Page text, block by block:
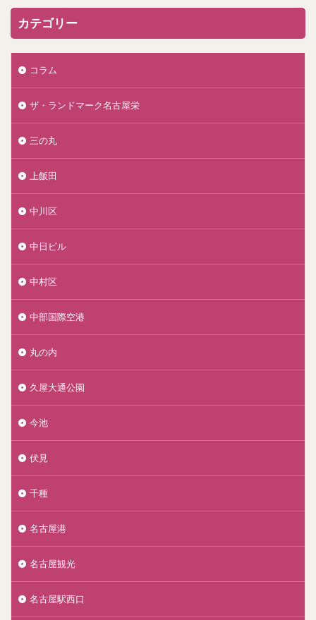
カテゴリー
コラム
ザ・ランドマーク名古屋栄
三の丸
上飯田
中川区
中日ビル
中村区
中部国際空港
丸の内
久屋大通公園
今池
伏見
千種
名古屋港
名古屋観光
名古屋駅西口